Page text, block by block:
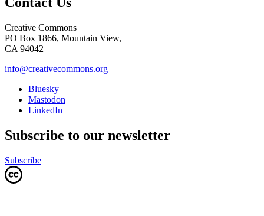
Creative Commons
PO Box 1866, Mountain View,
CA 94042
info@creativecommons.org
Bluesky
Mastodon
LinkedIn
Subscribe to our newsletter
Subscribe